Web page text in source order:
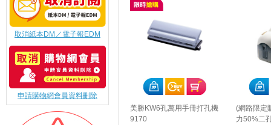
取消紙本DM／電子報EDM
申請購物網會員資料刪除
美勝KW6孔萬用手冊打孔機
9170
(網路限定
力50%二